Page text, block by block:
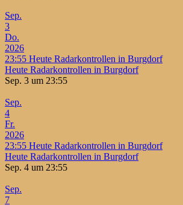
Sep.
3
Do.
2026
23:55 Heute Radarkontrollen in Burgdorf
Heute Radarkontrollen in Burgdorf
Sep. 3 um 23:55
Sep.
4
Fr.
2026
23:55 Heute Radarkontrollen in Burgdorf
Heute Radarkontrollen in Burgdorf
Sep. 4 um 23:55
Sep.
7